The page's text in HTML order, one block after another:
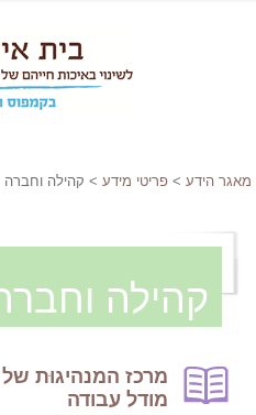
מאגר הידע > פריטי מידע > קהילה וחברה
קהילה
מרכז המנהיגוּת
מודל עבודה